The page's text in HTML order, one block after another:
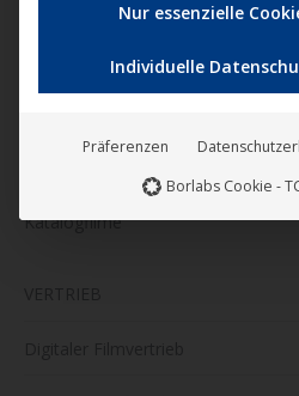
Katalogfilme
Nur essenzielle
Individuelle
Präferenzen
Borlabs Cookie -